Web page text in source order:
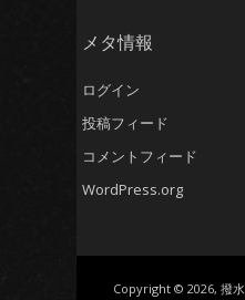
メタ情報
ログイン
投稿フィード
コメントフィード
WordPress.org
Copyright © 2026, 撥